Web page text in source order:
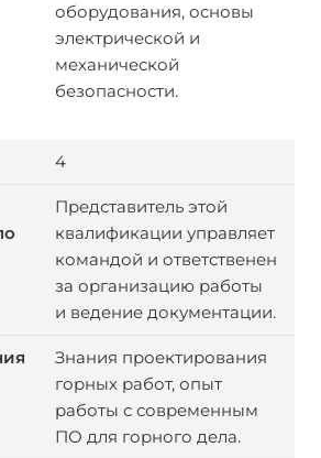
оборудования, основы
электрической и
механической
безопасности.
4
Представитель этой
квалификации управляет
командой и ответственен
за организацию работы
и ведение документации.
Знания проектирования
горных работ, опыт
работы с современным
ПО для горного дела.